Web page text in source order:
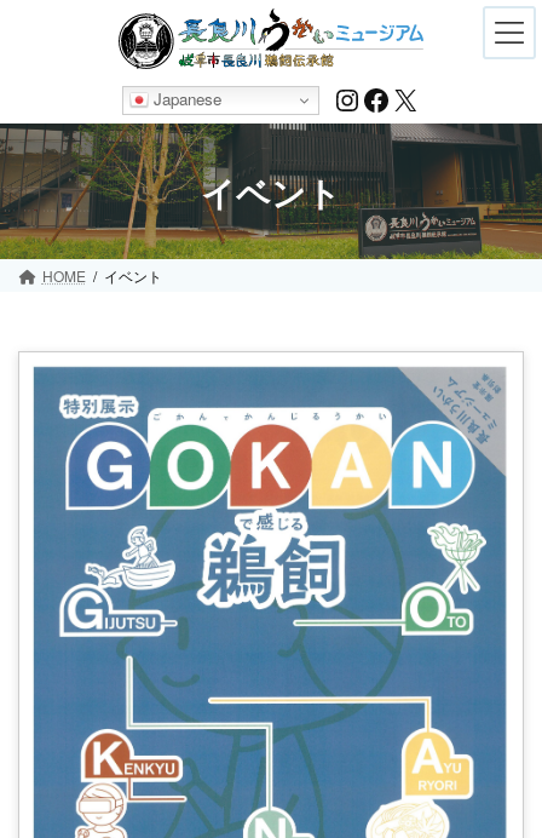
Japanese Instagram
Facebook
X
イベント
HOME イベント